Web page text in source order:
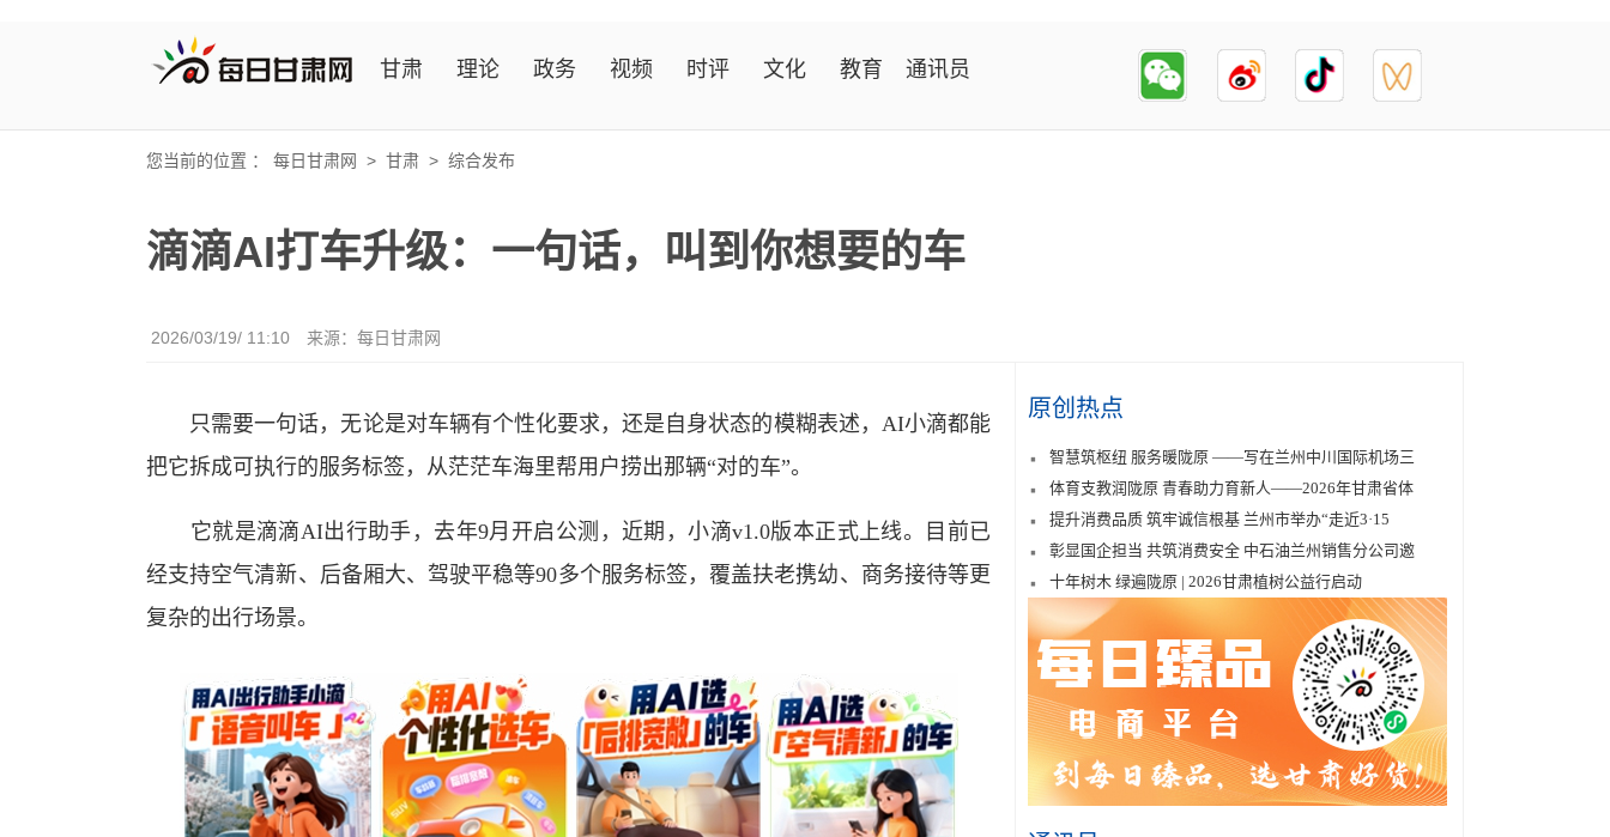
甘肃 理论 政务 视频 时评 文化 教育 通讯员
您当前的位置 ： 每日甘肃网 > 甘肃 > 综合发布
滴滴AI打车升级：一句话，叫到你想要的车
2026/03/19/ 11:10 来源： 每日甘肃网
只需要一句话，无论是对车辆有个性化要求，还是自身状态的模糊表述，AI小滴都能
把它拆成可执行的服务标签，从茫茫车海里帮用户捞出那辆“对的车”。
它就是滴滴AI出行助手，去年9月开启公测，近期，小滴v1.0版本正式上线。目前已
经支持空气清新、后备厢大、驾驶平稳等90多个服务标签，覆盖扶老携幼、商务接待等更
复杂的出行场景。
原创热点
智慧筑枢纽 服务暖陇原 ——写在兰州中川国际机场三
体育支教润陇原 青春助力育新人——2026年甘肃省体
提升消费品质 筑牢诚信根基 兰州市举办“走近3·15
彰显国企担当 共筑消费安全 中石油兰州销售分公司邀
十年树木 绿遍陇原 | 2026甘肃植树公益行启动